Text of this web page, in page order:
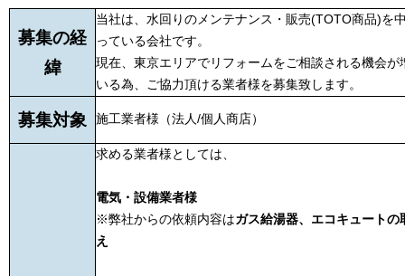
募集の経
緯
当社は、水回りのメンテナンス・販売(TOTO商品)を
っている会社です。
現在、東京エリアでリフォームをご相談される機会が
いる為、ご協力頂ける業者様を募集致します。
募集対象 施工業者様（法人/個人商店）
求める業者様としては、
電気・設備業者様
※弊社からの依頼内容はガス給湯器、エコキュートの
え